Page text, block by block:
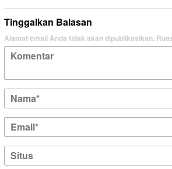
Tinggalkan Balasan
Alamat email Anda tidak akan dipublikasikan.